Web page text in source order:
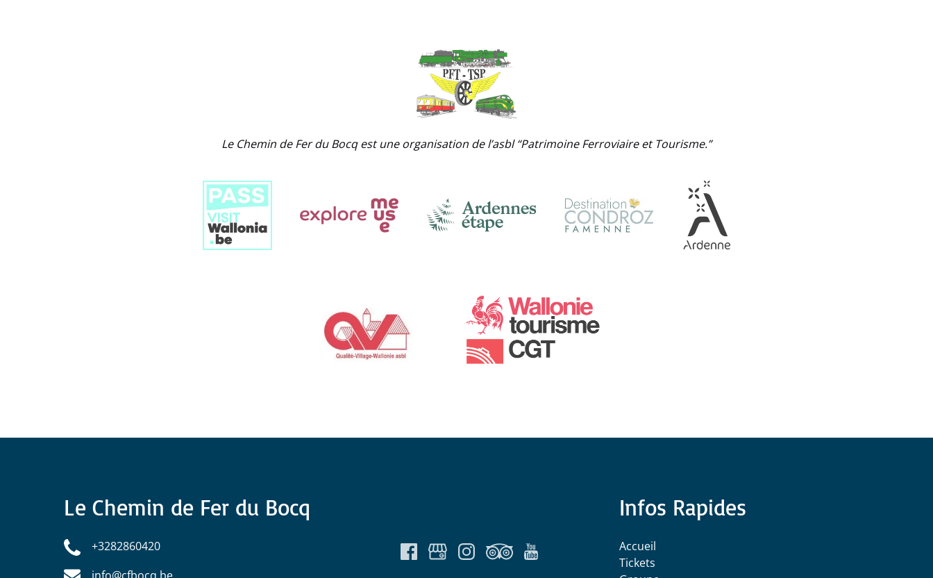
Le Chemin de Fer du Bocq est une organisation de l’asbl “Patrimoine Ferroviaire et Tourisme.”
Le Chemin de Fer du Bocq
+3282860420
Infos Rapides
Accueil
Tickets